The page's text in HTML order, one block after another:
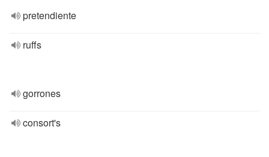
pretendiente
ruffs
gorrones
consort's